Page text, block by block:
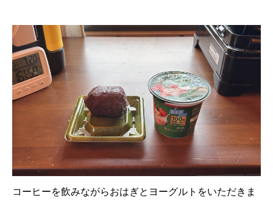
コーヒーを飲みながらおはぎとヨーグルトをいただきま